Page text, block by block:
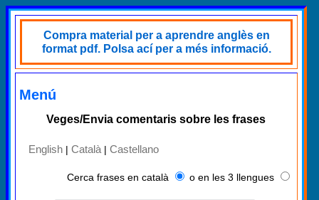
Compra material per a aprendre anglès en
format pdf. Polsa ací per a més informació.
Menú
Veges/Envia comentaris sobre les frases
English | Català | Castellano
Cerca frases en català o en les 3 llengues